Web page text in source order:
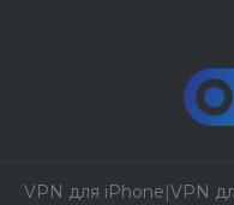
VPN для iPhone|VPN